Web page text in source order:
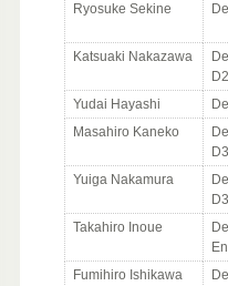
Ryosuke Sekine
Katsuaki Nakazawa
D2
Yudai Hayashi
Masahiro Kaneko
D3
Yuiga Nakamura
D3
Takahiro Inoue
Fumihiro Ishikawa